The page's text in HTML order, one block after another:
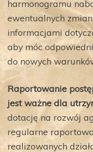
harmonogramu
ewentualnych
informacjami
aby móc
do nowych
Raportowanie
jest ważne dla
dotację na rozwój
regularne
realizowanych